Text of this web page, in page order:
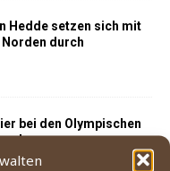
Hedde setzen sich mit
Norden durch
bei den Olympischen